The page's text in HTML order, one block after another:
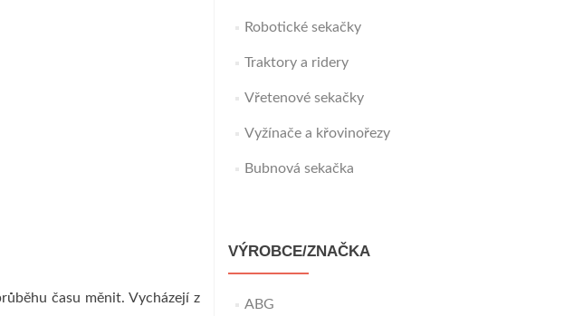
času měnit. Vycházejí z
Robotické sekačky
Traktory a ridery
Vřetenové sekačky
Vyžínače a křovinořezy
Bubnová sekačka
VÝROBCE/ZNAČKA
ABG